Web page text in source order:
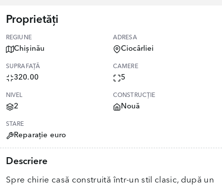
Proprietăți
REGIUNE
Chișinău
ADRESA
Ciocârliei
SUPRAFAȚĂ
320.00
CAMERE
5
NIVEL
2
CONSTRUCȚIE
Nouă
STARE
Reparație euro
Descriere
Spre chirie casă construită într-un stil clasic, după un